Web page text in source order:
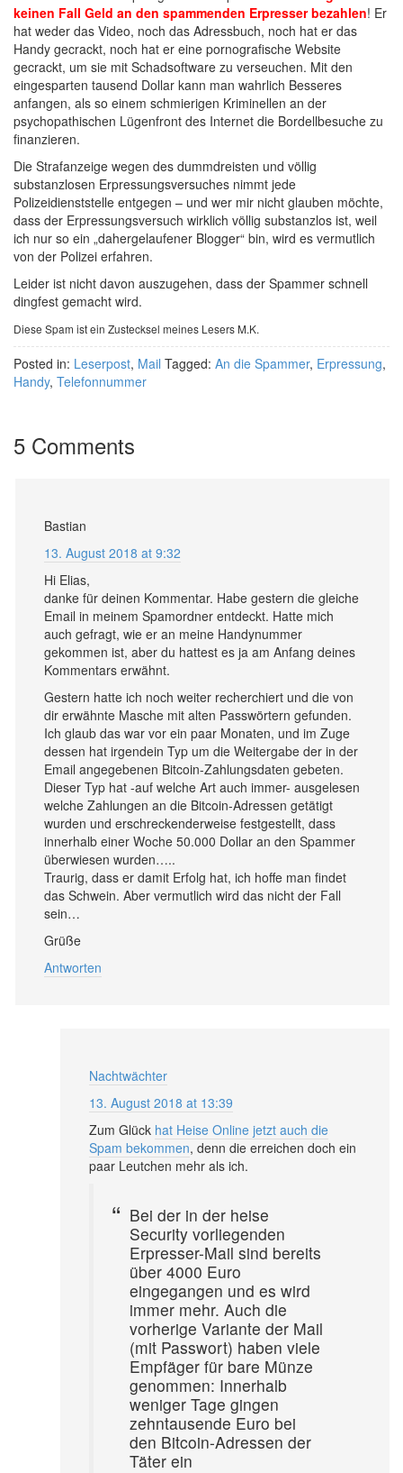
keinen Fall Geld an den spammenden Erpresser bezahlen! Er
hat weder das Video, noch das Adressbuch, noch hat er das
Handy gecrackt, noch hat er eine pornografische Website
gecrackt, um sie mit Schadsoftware zu verseuchen. Mit den
eingesparten tausend Dollar kann man wahrlich Besseres
anfangen, als so einem schmierigen Kriminellen an der
psychopathischen Lügenfront des Internet die Bordellbesuche zu
finanzieren.
Die Strafanzeige wegen des dummdreisten und völlig
substanzlosen Erpressungsversuches nimmt jede
Polizeidienststelle entgegen – und wer mir nicht glauben möchte,
dass der Erpressungsversuch wirklich völlig substanzlos ist, weil
ich nur so ein „dahergelaufener Blogger“ bin, wird es vermutlich
von der Polizei erfahren.
Leider ist nicht davon auszugehen, dass der Spammer schnell
dingfest gemacht wird.
Diese Spam ist ein Zustecksel meines Lesers M.K.
Posted in: Leserpost, Mail Tagged: An die Spammer, Erpressung,
Handy, Telefonnummer
5 Comments
Bastian
13. August 2018 at 9:32
Hi Elias,
danke für deinen Kommentar. Habe gestern die gleiche
Email in meinem Spamordner entdeckt. Hatte mich
auch gefragt, wie er an meine Handynummer
gekommen ist, aber du hattest es ja am Anfang deines
Kommentars erwähnt.
Gestern hatte ich noch weiter recherchiert und die von
dir erwähnte Masche mit alten Passwörtern gefunden.
Ich glaub das war vor ein paar Monaten, und im Zuge
dessen hat irgendein Typ um die Weitergabe der in der
Email angegebenen Bitcoin-Zahlungsdaten gebeten.
Dieser Typ hat -auf welche Art auch immer- ausgelesen
welche Zahlungen an die Bitcoin-Adressen getätigt
wurden und erschreckenderweise festgestellt, dass
innerhalb einer Woche 50.000 Dollar an den Spammer
überwiesen wurden…..
Traurig, dass er damit Erfolg hat, ich hoffe man findet
das Schwein. Aber vermutlich wird das nicht der Fall
sein…
Grüße
Antworten
Nachtwächter
13. August 2018 at 13:39
Zum Glück hat Heise Online jetzt auch die
Spam bekommen, denn die erreichen doch ein
paar Leutchen mehr als ich.
Bei der in der heise
Security vorliegenden
Erpresser-Mail sind bereits
über 4000 Euro
eingegangen und es wird
immer mehr. Auch die
vorherige Variante der Mail
(mit Passwort) haben viele
Empfäger für bare Münze
genommen: Innerhalb
weniger Tage gingen
zehntausende Euro bei
den Bitcoin-Adressen der
Täter ein